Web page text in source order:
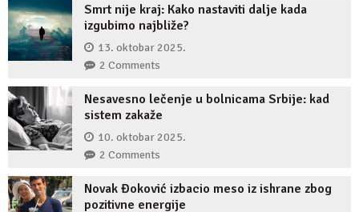
Smrt nije kraj: Kako nastaviti dalje kada
izgubimo najbliže?
13. oktobar 2025.
2 Comments
Nesavesno lečenje u bolnicama Srbije: kad
sistem zakaže
10. oktobar 2025.
2 Comments
Novak Đoković izbacio meso iz ishrane zbog
pozitivne energije